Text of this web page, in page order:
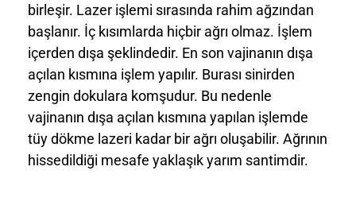
birleşir. Lazer işlemi sırasında rahim ağzından
başlanır. İç kısımlarda hiçbir ağrı olmaz. İşlem
içerden dışa şeklindedir. En son vajinanın dışa
açılan kısmına işlem yapılır. Burası sinirden
zengin dokulara komşudur. Bu nedenle
vajinanın dışa açılan kısmına yapılan işlemde
tüy dökme lazeri kadar bir ağrı oluşabilir. Ağrının
hissedildiği mesafe yaklaşık yarım santimdir.